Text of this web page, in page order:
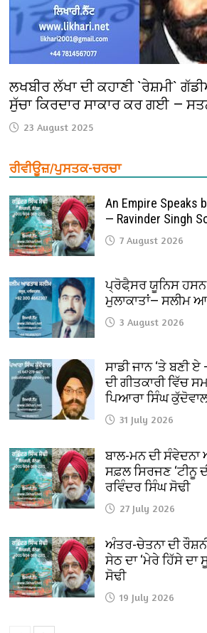
ਲਖਬੀਰ ਲੱਖਾ ਦੀ ਕਹਾਣੀ `ਰੇਸ਼ਮੀ`
ਸੁੱਚਾ ਕਿਰਦਾਰ ਸਾਕਾਰ ਕਰ ਗਈ —
23 August 2025
ਰੀਵੀਊਜ਼/ਪੁਸਤਕ-ਚਰਚਾ
An Empire Speaks
— Ravinder Singh
7 August 2026
ਪ੍ਰੋਫੈ਼ਸਰ ਯੂਨਿਸ
ਮੁਲਾਕਾਤਾਂ— ਸਲੀਮ
3 August 2026
ਸਾਡੀ ਜਾਨ ‘ਤੇ ਬਣੀ
ਦੀ ਗੀਤਕਾਰੀ ਵਿੱਚ
ਪਿਆਰਾ ਸਿੰਘ
31 July 2026
ਬਾਲ-ਮਨ ਦੀ ਸੰਵੇਦਨਾ
ਸਫ਼ਲ ਸਿਰਜਣ ‘ਟੀਨੂ
ਰਵਿੰਦਰ ਸਿੰਘ ਸੋਢੀ
27 July 2026
ਅੰਤਰ-ਚੇਤਨਾ ਦੀ
ਸੇਠ ਦਾ ‘ਮੇਰੇ ਹਿੱਸੇ ਦਾ
ਸੋਢੀ
19 July 2026